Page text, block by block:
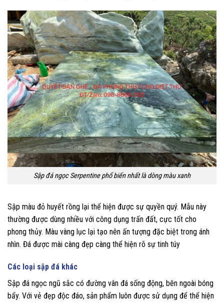
Sập đá ngọc Serpentine phổ biến nhất là dòng màu xanh
Sập màu đỏ huyết rồng lại thể hiện được sự quyền quý. Mẫu này
thường được dùng nhiều với công dụng trấn đất, cực tốt cho
phong thủy. Màu vàng lục lại tạo nên ấn tượng đặc biệt trong ánh
nhìn. Đá được mài càng đẹp càng thể hiện rõ sự tinh túy
Các loại sập đá khác
Sập đá ngọc ngũ sắc có đường vân đá sống động, bên ngoài bóng
bẩy. Với vẻ đẹp độc đáo, sản phẩm luôn được sử dụng để thể hiện